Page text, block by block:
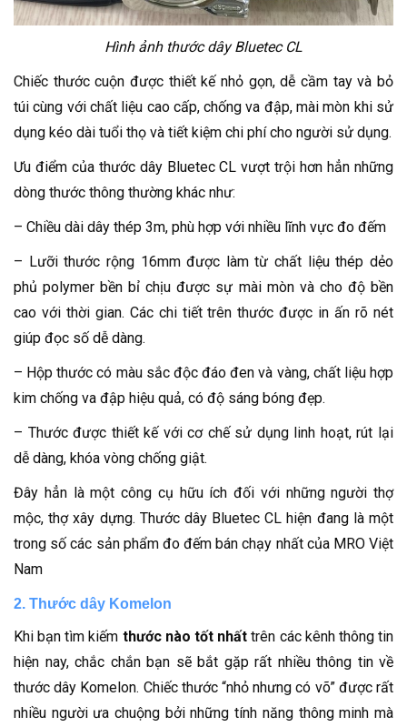
Hình ảnh thước dây Bluetec CL
Chiếc thước cuộn được thiết kế nhỏ gọn, dễ cầm tay và bỏ
túi cùng với chất liệu cao cấp, chống va đập, mài mòn khi sử
dụng kéo dài tuổi thọ và tiết kiệm chi phí cho người sử dụng.
Ưu điểm của thước dây Bluetec CL vượt trội hơn hẳn những
dòng thước thông thường khác như:
– Chiều dài dây thép 3m, phù hợp với nhiều lĩnh vực đo đếm
– Lưỡi thước rộng 16mm được làm từ chất liệu thép dẻo
phủ polymer bền bỉ chịu được sự mài mòn và cho độ bền
cao với thời gian. Các chi tiết trên thước được in ấn rõ nét
giúp đọc số dễ dàng.
– Hộp thước có màu sắc độc đáo đen và vàng, chất liệu hợp
kim chống va đập hiệu quả, có độ sáng bóng đẹp.
– Thước được thiết kế với cơ chế sử dụng linh hoạt, rút lại
dễ dàng, khóa vòng chống giật.
Đây hẳn là một công cụ hữu ích đối với những người thợ
mộc, thợ xây dựng. Thước dây Bluetec CL hiện đang là một
trong số các sản phẩm đo đếm bán chạy nhất của MRO Việt
Nam
2. Thước dây Komelon
Khi bạn tìm kiếm thước nào tốt nhất trên các kênh thông tin
hiện nay, chắc chắn bạn sẽ bắt gặp rất nhiều thông tin về
thước dây Komelon. Chiếc thước “nhỏ nhưng có võ” được rất
nhiều người ưa chuộng bởi những tính năng thông minh mà